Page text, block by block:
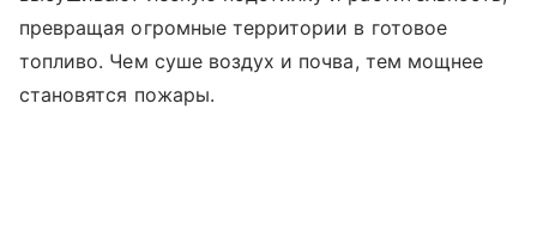
превращая огромные территории в готовое
топливо. Чем суше воздух и почва, тем мощнее
становятся пожары.